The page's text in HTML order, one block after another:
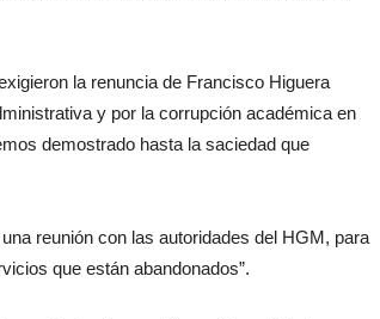
la renuncia de Francisco Higuera
y por la corrupción académica en
demostrado hasta la saciedad que
reunión con las autoridades del HGM, para
que están abandonados”.